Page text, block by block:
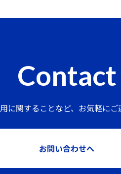
Contact
に関することなど、 お気軽にご
お問い合わせへ